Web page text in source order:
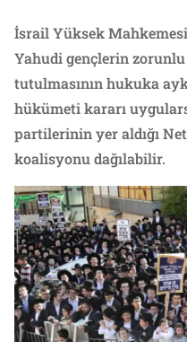
İsrail Yüksek
Yahudi gençlerin
tutulmasının hukuka
hükümeti kararı
partilerinin yer aldığı
koalisyonu dağılabilir.